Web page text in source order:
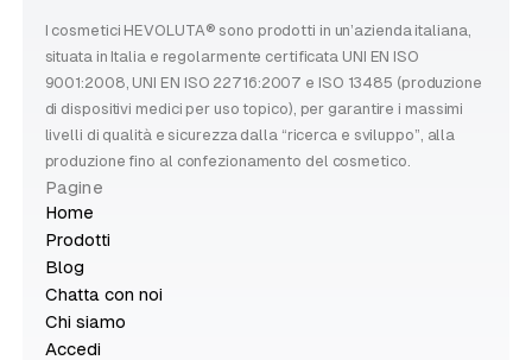
I cosmetici HEVOLUTA® sono prodotti in un’azienda italiana,
situata in Italia e regolarmente certificata UNI EN ISO
9001:2008, UNI EN ISO 22716:2007 e ISO 13485 (produzione
di dispositivi medici per uso topico), per garantire i massimi
livelli di qualità e sicurezza dalla “ricerca e sviluppo”, alla
produzione fino al confezionamento del cosmetico.
Pagine
Home
Prodotti
Blog
Chatta con noi
Chi siamo
Accedi